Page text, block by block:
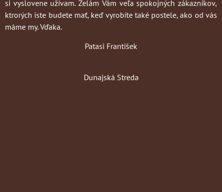
si vyslovene užívam. Želám Vám veľa spokojných zákazníkov,
ktrorých iste budete mať, keď vyrobíte také postele, ako od vás
máme my. Vďaka.
Patasi František
Dunajská Streda